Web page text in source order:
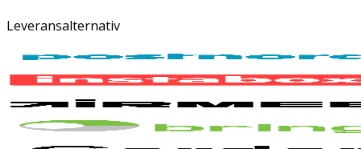
Leveransalternativ